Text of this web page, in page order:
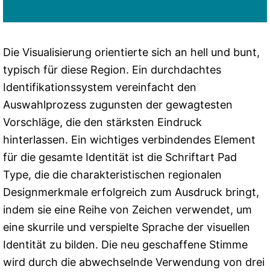
Die Visualisierung orientierte sich an hell und bunt,
typisch für diese Region. Ein durchdachtes
Identifikationssystem vereinfacht den
Auswahlprozess zugunsten der gewagtesten
Vorschläge, die den stärksten Eindruck
hinterlassen. Ein wichtiges verbindendes Element
für die gesamte Identität ist die Schriftart Pad
Type, die die charakteristischen regionalen
Designmerkmale erfolgreich zum Ausdruck bringt,
indem sie eine Reihe von Zeichen verwendet, um
eine skurrile und verspielte Sprache der visuellen
Identität zu bilden. Die neu geschaffene Stimme
wird durch die abwechselnde Verwendung von drei